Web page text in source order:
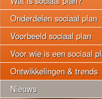
Onderdelen sociaal plan
Voorbeeld sociaal plan
Voor wie is een sociaal
Ontwikkelingen & trends
Nieuws